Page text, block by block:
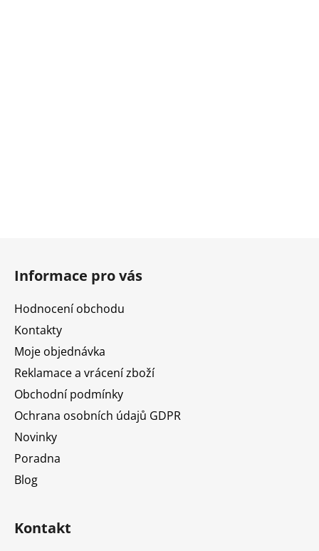
Informace pro vás
Hodnocení obchodu
Kontakty
Moje objednávka
Reklamace a vrácení zboží
Obchodní podmínky
Ochrana osobních údajů GDPR
Novinky
Poradna
Blog
Kontakt